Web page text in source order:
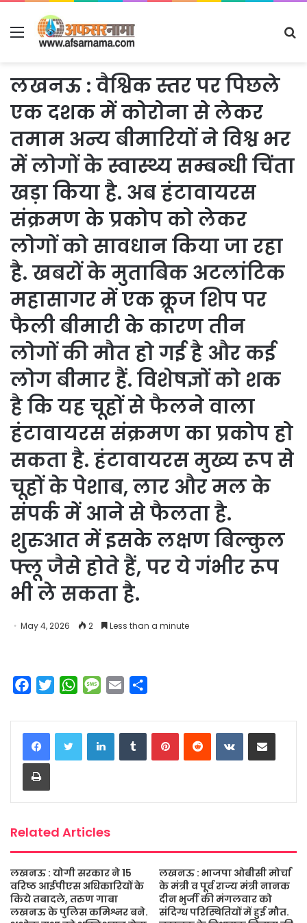
Menu
लखनऊ : वैश्विक स्तर पर पिछले
एक दशक में कोरोना से लेकर
तमाम अन्य बीमारियों ने विश्व भर
में लोगों के स्वास्थ्य सम्बन्धी चिंता
खड़ा किया है. अब हंटावायरस
संक्रमण के प्रकोप को लेकर
लोगों को सावधान किया जा रहा
है. खबरों के मुताबिक अटलांटिक
महासागर में एक क्रूज शिप पर
फैली बीमारी के कारण तीन
लोगों की मौत हो गई है और कई
लोग बीमार हैं. विशेषज्ञों को शक
है कि यह चूहों से फैलने वाला
हंटावायरस संक्रमण का प्रकोप हो
सकता है. हंटावायरस मुख्य रूप से
चूहों के पेशाब, लार और मल के
संपर्क में आने से फैलता है.
शुरुआत में इसके लक्षण बिल्कुल
फ्लू जैसे होते हैं, पर ये गंभीर रूप
भी ले सकता है.
May 4, 2026 2 Less than a minute
c
e
b
o
o
i
t
t
W
a
t
s
M
s
s
a
a
i
a
r
e
LinkedInTumblrPinterestReddit VKontakteShare via Email
Print
Related Articles
लखनऊ : योगी सरकार ने 15
वरिष्ठ आईपीएस अधिकारियों के
किये तबादले, तरुण गाबा
लखनऊ के पुलिस कमिश्नर बने.
लखनऊ : भाजपा ओबीसी मोर्चा
के मंत्री व पूर्व राज्य मंत्री नानक
दीन भुर्जी की मंगलवार को
संदिग्ध परिस्थितियों में हुई मौत.